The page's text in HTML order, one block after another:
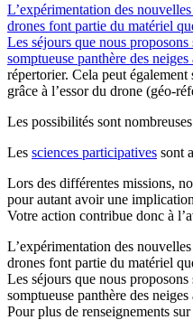
L’expérimentation des
drones font partie du matériel
Les séjours que nous
somptueuse panthère des
répertorier. Cela peut
grâce à l’essor du drone (géo-
Les possibilités sont
Les sciences participatives sont
Lors des différentes missions,
pour autant avoir une
Votre action contribue donc à
L’expérimentation des
drones font partie du matériel
Les séjours que nous
somptueuse panthère des
Pour plus de renseignements